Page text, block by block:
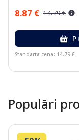
8.87 € 14.79 €
Standarta cena: 14.79 €
Populāri